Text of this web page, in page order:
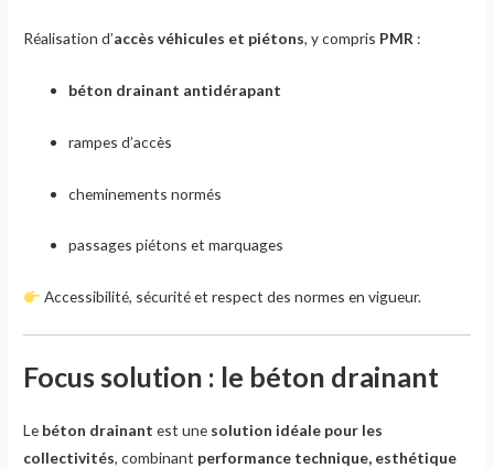
Réalisation d’accès véhicules et piétons, y compris PMR :
béton drainant antidérapant
rampes d’accès
cheminements normés
passages piétons et marquages
Accessibilité, sécurité et respect des normes en vigueur.
Focus solution : le béton drainant
Le béton drainant est une solution idéale pour les
collectivités, combinant performance technique, esthétique